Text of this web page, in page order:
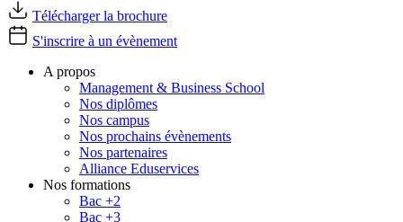
Télécharger la brochure
S'inscrire à un évènement
A propos
Management & Business School
Nos diplômes
Nos campus
Nos prochains évènements
Nos partenaires
Alliance Eduservices
Nos formations
Bac +2
Bac +3